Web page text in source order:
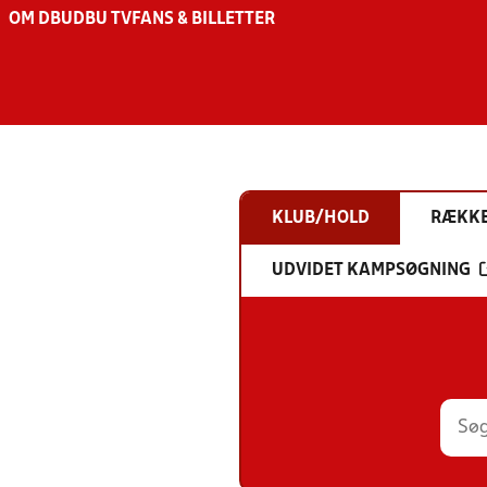
OM DBU DBU TV FANS & BILLETTER
KLUB/HOLD
UDVIDET KAMPSØGNING